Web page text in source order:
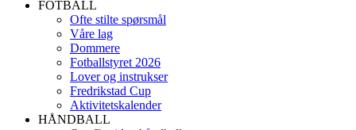
FOTBALL
Ofte stilte spørsmål
Våre lag
Dommere
Fotballstyret 2026
Lover og instrukser
Fredrikstad Cup
Aktivitetskalender
HÅNDBALL